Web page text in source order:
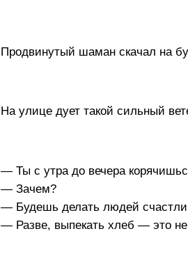
Продвинутый шаман скачал на
На улице дует такой сильный
— Ты с утра до вечера
— Зачем?
— Будешь делать людей
— Разве, выпекать хлеб — это